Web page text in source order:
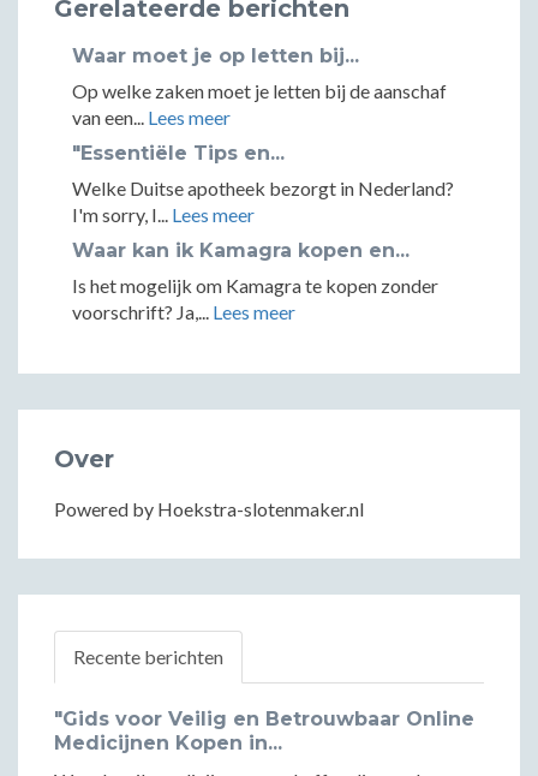
Gerelateerde berichten
Waar moet je op letten bij...
Op welke zaken moet je letten bij de aanschaf
van een... Lees meer
"Essentiële Tips en...
Welke Duitse apotheek bezorgt in Nederland?
I'm sorry, I... Lees meer
Waar kan ik Kamagra kopen en...
Is het mogelijk om Kamagra te kopen zonder
voorschrift? Ja,... Lees meer
Over
Powered by Hoekstra-slotenmaker.nl
Recente berichten
"Gids voor Veilig en Betrouwbaar Online
Medicijnen Kopen in...